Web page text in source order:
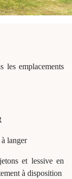
les emplacements
langer
et lessive en
à disposition